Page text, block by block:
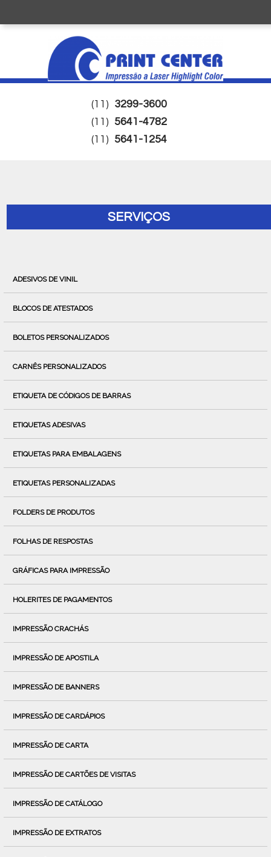
(11) 3299-3600
(11) 5641-4782
(11) 5641-1254
SERVIÇOS
ADESIVOS DE VINIL
BLOCOS DE ATESTADOS
BOLETOS PERSONALIZADOS
CARNÊS PERSONALIZADOS
ETIQUETA DE CÓDIGOS DE BARRAS
ETIQUETAS ADESIVAS
ETIQUETAS PARA EMBALAGENS
ETIQUETAS PERSONALIZADAS
FOLDERS DE PRODUTOS
FOLHAS DE RESPOSTAS
GRÁFICAS PARA IMPRESSÃO
HOLERITES DE PAGAMENTOS
IMPRESSÃO CRACHÁS
IMPRESSÃO DE APOSTILA
IMPRESSÃO DE BANNERS
IMPRESSÃO DE CARDÁPIOS
IMPRESSÃO DE CARTA
IMPRESSÃO DE CARTÕES DE VISITAS
IMPRESSÃO DE CATÁLOGO
IMPRESSÃO DE EXTRATOS